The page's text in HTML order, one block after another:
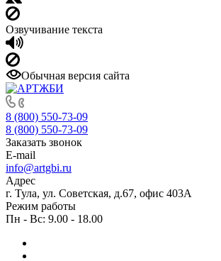
Озвучивание текста
Обычная версия сайта
8 (800) 550-73-09
8 (800) 550-73-09
Заказать звонок
E-mail
info@artgbi.ru
Адрес
г. Тула, ул. Советская, д.67, офис 403А
Режим работы
Пн - Вс: 9.00 - 18.00